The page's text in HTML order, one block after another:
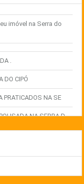
imóvel na Serra do
.
DO CIPÓ
PRATICADOS NA SE
NA SERRA D